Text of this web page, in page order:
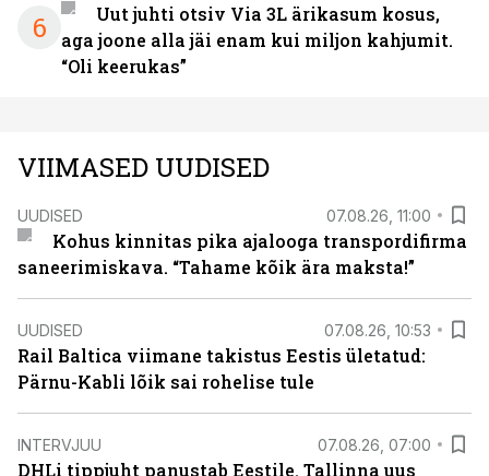
6
Uut juhti otsiv Via 3L ärikasum kosus,
aga joone alla jäi enam kui miljon kahjumit.
“Oli keerukas”
VIIMASED UUDISED
UUDISED 07.08.26, 11:00
Kohus kinnitas pika ajalooga transpordifirma
saneerimiskava. “Tahame kõik ära maksta!”
UUDISED 07.08.26, 10:53
Rail Baltica viimane takistus Eestis ületatud:
Pärnu-Kabli lõik sai rohelise tule
INTERVJUU 07.08.26, 07:00
DHLi tippjuht panustab Eestile. Tallinna uus